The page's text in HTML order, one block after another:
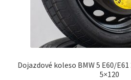
Dojazdové koleso BMW 5 E60/
5×120